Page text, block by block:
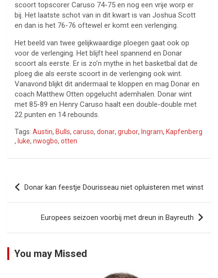
scoort topscorer Caruso 74-75 en nog een vrije worp er
bij. Het laatste schot van in dit kwart is van Joshua Scott
en dan is het 76-76 oftewel er komt een verlenging.
Het beeld van twee gelijkwaardige ploegen gaat ook op
voor de verlenging. Het blijft heel spannend en Donar
scoort als eerste. Er is zo’n mythe in het basketbal dat de
ploeg die als eerste scoort in de verlenging ook wint.
Vanavond blijkt dit andermaal te kloppen en mag Donar en
coach Matthew Otten opgelucht ademhalen. Donar wint
met 85-89 en Henry Caruso haalt een double-double met
22 punten en 14 rebounds.
Tags: Austin, Bulls, caruso, donar, grubor, Ingram, Kapfenberg
, luke, nwogbo, otten
Bericht
navigatie
Donar kan feestje Dourisseau niet opluisteren met winst
Europees seizoen voorbij met dreun in Bayreuth
You may Missed